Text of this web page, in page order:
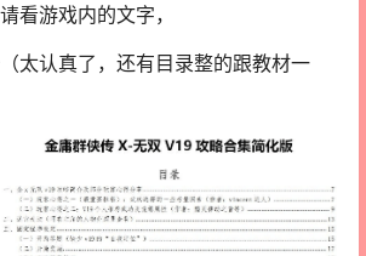
看游戏内的文字，
太认真了，还有目录整的跟教材一